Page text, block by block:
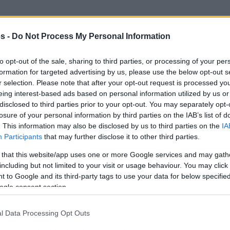
- Do Not Process My Personal Information
opt-out of the sale, sharing to third parties, or processing of your
for targeted advertising by us, please use the below opt-out
selection. Please note that after your opt-out request is processed
interest-based ads based on personal information utilized by us
to third parties prior to your opt-out. You may separately
of your personal information by third parties on the IAB’s list of
This information may also be disclosed by us to third parties on the
Participants that may further disclose it to other third parties.
that this website/app uses one or more Google services and may
but not limited to your visit or usage behaviour. You may
to Google and its third-party tags to use your data for below
consent section.
Data Processing Opt Outs
κορυφή δεν γίνεται να σε ζαλίζουν τα ύψη,
με το όνομά τους,ο φετινόςΟλυμπιακός
το όνομα των αντιπάλων του,αλλά
του το δικό του. Όπως, για παράδειγμα,
τέθηκε αμέσως στο
πιο άνετα αν οΠαναθηναϊκός